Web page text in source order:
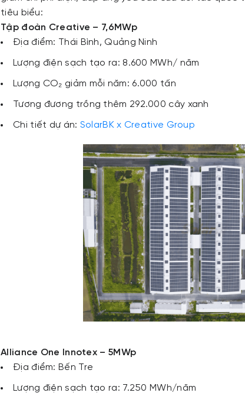
tiêu biểu:
Tập đoàn Creative – 7,6MWp
Địa điểm: Thái Bình, Quảng Ninh
Lượng điện sạch tạo ra: 8.600 MWh/ năm
Lượng CO₂ giảm mỗi năm: 6.000 tấn
Tương đương trồng thêm 292.000 cây xanh
Chi tiết dự án: SolarBK x Creative Group
Alliance One Innotex – 5MWp
Địa điểm: Bến Tre
Lượng điện sạch tạo ra: 7.250 MWh/năm